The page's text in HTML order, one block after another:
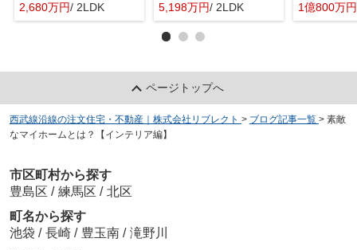
2,680万円/ 2LDK
5,198万円/ 2LDK
1億800万円
ページトップへ
西武線沿線の注文住宅・不動産｜株式会社リブレクト > ブログ記事一覧 > 素敵
なマイホームとは？【インテリア編】
市区町村から探す
豊島区 / 練馬区 / 北区
町名から探す
池袋 / 長崎 / 豊玉南 / 滝野川